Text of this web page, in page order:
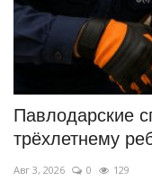
Павлодарские
трёхлетнему
Авг 3, 2026 0 129